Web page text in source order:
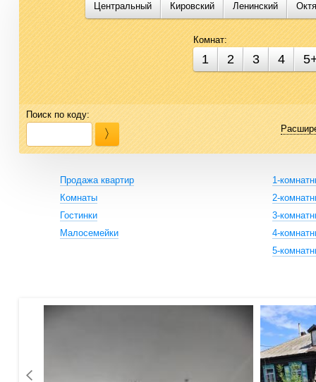
Likado.ru – сайт актуальных и достоверных объявлений по
подобрать помещение для бизнеса стало проще.
Центральный Кировский Ленинский
Комнат:
1 2 3 4
Поиск по коду:
Продажа квартир
Комнаты
Гостинки
Малосемейки
1-
2-
3-
4-
5-